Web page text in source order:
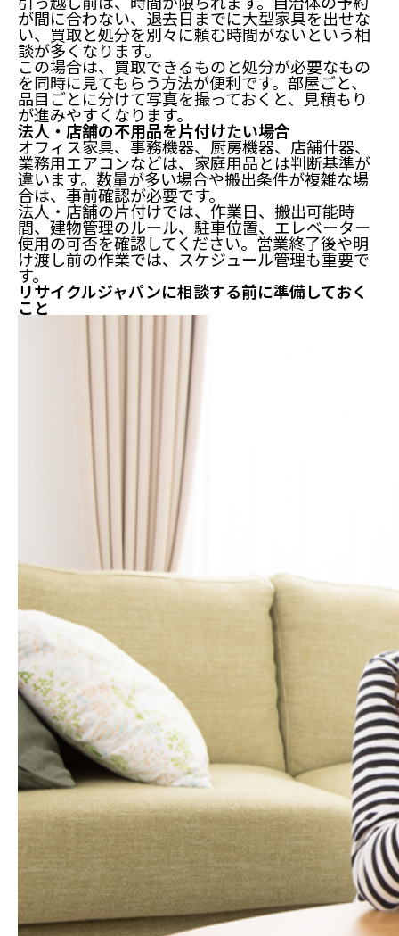
が間に合わない、退去日までに大型家具を出せな
い、買取と処分を別々に頼む時間がないという相
談が多くなります。
この場合は、買取できるものと処分が必要なもの
を同時に見てもらう方法が便利です。部屋ごと、
品目ごとに分けて写真を撮っておくと、見積もり
が進みやすくなります。
法人・店舗の不用品を片付けたい場合
オフィス家具、事務機器、厨房機器、店舗什器、
業務用エアコンなどは、家庭用品とは判断基準が
違います。数量が多い場合や搬出条件が複雑な場
合は、事前確認が必要です。
法人・店舗の片付けでは、作業日、搬出可能時
間、建物管理のルール、駐車位置、エレベーター
使用の可否を確認してください。営業終了後や明
け渡し前の作業では、スケジュール管理も重要で
す。
リサイクルジャパンに相談する前に準備しておく
こと